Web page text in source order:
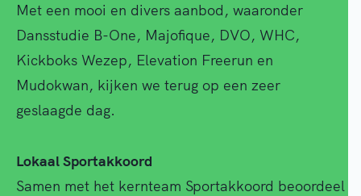
Met een mooi en divers aanbod, waaronder
Dansstudie B-One, Majofique, DVO, WHC,
Kickboks Wezep, Elevation Freerun en
Mudokwan, kijken we terug op een zeer
geslaagde dag.
Lokaal Sportakkoord
Samen met het kernteam Sportakkoord beoordeel